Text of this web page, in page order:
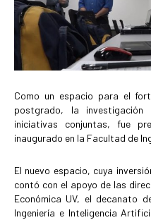
Como un espacio para el
postgrado, la
iniciativas conjuntas, fue
inaugurado en la Facultad de
El nuevo espacio, cuya
contó con el apoyo de las
Económica UV, el decanato
Ingeniería e Inteligencia